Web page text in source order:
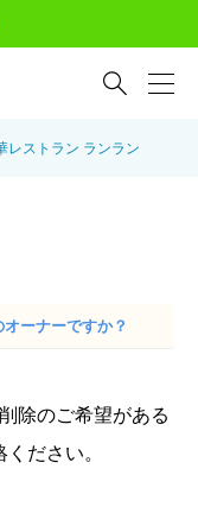

レストラン ランラン
ーナーですか？
除のご希望がある
ださい。